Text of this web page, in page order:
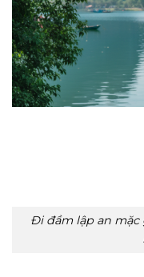
Đi đầm lập an mặc